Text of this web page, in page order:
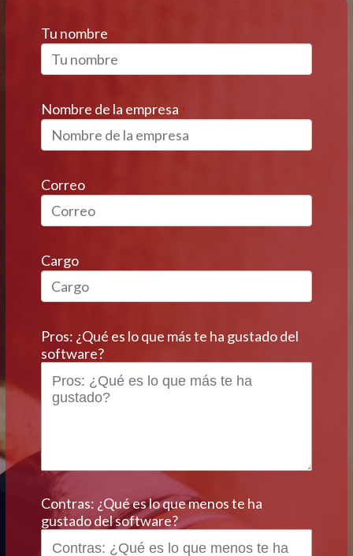
Tu nombre *
Nombre de la empresa *
Correo *
Cargo
Pros: ¿Qué es lo que más te ha gustado del
software? *
Contras: ¿Qué es lo que menos te ha
gustado del software?